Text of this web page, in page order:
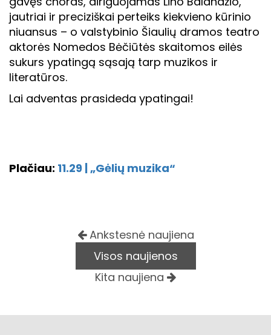
jautriai ir preciziškai perteiks kiekvieno kūrinio
niuansus – o valstybinio Šiaulių dramos teatro
aktorės Nomedos Bėčiūtės skaitomos eilės
sukurs ypatingą sąsają tarp muzikos ir
literatūros.
Lai adventas prasideda ypatingai!
Plačiau: 11.29 | „Gėlių muzika“
Ankstesnė naujiena
Visos naujienos
Kita naujiena